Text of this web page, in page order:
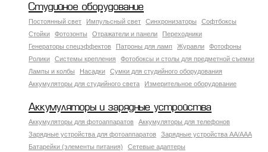
Студийное оборудование
Постоянный свет Импульсный свет Синхронизаторы
Софтбоксы
Стойки
Фотозонты Отражатели и панели
Переходники
Генераторы спецэффектов
Патроны для ламп Журавли
Фотофоны
Ролики
Системы крепления
Фотобоксы и столы для предметной съемки
Лампы и колбы
Насадки
Сумки для студийного оборудования
Аккумуляторы для студийного света
Измерительное оборудование
Аккумуляторы и зарядные устройства
Аккумуляторы для фотоаппаратов
Аккумуляторы для телефонов
Зарядные устройства для фотоаппаратов
Зарядные устройства AA/AAA
Батарейки (элементы питания)
Сетевые адаптеры